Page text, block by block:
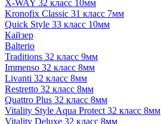
X-WAY 32 класс 10мм
Kronofix Classic 31 класс 7мм
Quick Style 33 класс 10мм
Кайзер
Balterio
Traditions 32 класс 9мм
Immenso 32 класс 8мм
Livanti 32 класс 8мм
Restretto 32 класс 8мм
Quattro Plus 32 класс 8мм
Vitality Style Aqua Protect 32 класс 8мм
Vitality Deluxe 32 класс 8мм